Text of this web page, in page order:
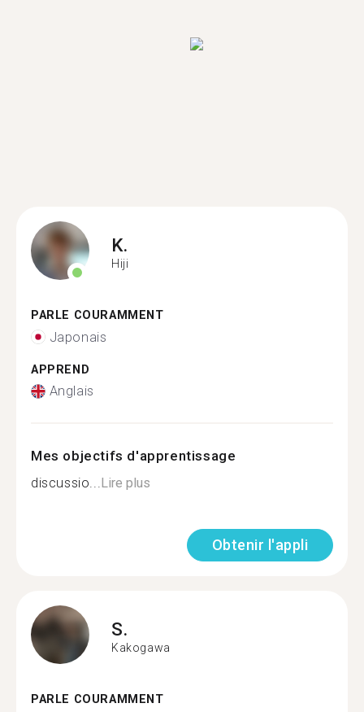
K.
Hiji
PARLE COURAMMENT
Japonais
APPREND
Anglais
Mes objectifs d'apprentissage
discussio...Lire plus
Obtenir l'appli
S.
Kakogawa
PARLE COURAMMENT